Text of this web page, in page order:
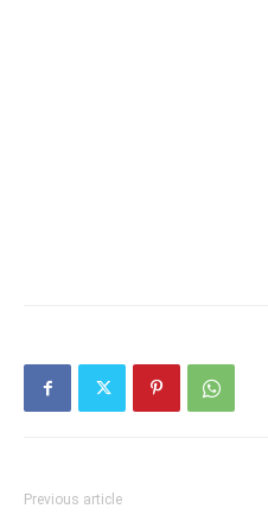
Previous article